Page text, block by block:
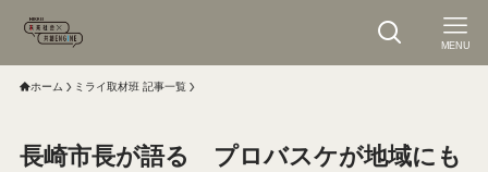
MENU
ホーム ミライ取材班 記事一覧
長崎市長が語る プロバスケが地域にも